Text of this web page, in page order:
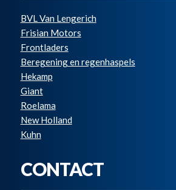
BVL Van Lengerich
Frisian Motors
Frontladers
Beregening en regenhaspels
Hekamp
Giant
Roelama
New Holland
Kuhn
CONTACT